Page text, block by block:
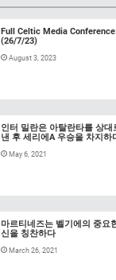
Full Celtic Media
(26/7/23)
August 3, 2023
인터 밀란은 아탈란타를 상
낸 후 세리에A 우승을 차지하
May 6, 2021
마르티네즈는 벨기에의 중요
신을 칭찬하다
March 26, 2021